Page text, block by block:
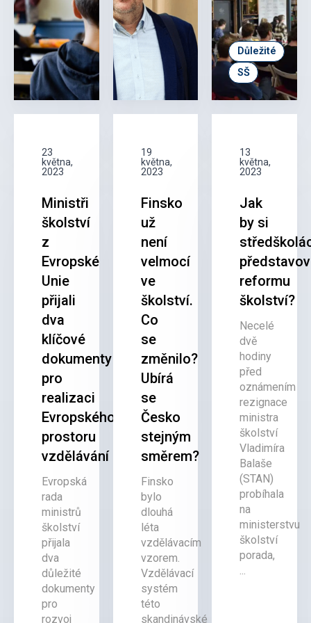
Důležité
SŠ
23
května,
2023
Ministři
školství
z
Evropské
Unie
přijali
dva
klíčové
dokumenty
pro
realizaci
Evropského
prostoru
vzdělávání
Evropská
rada
ministrů
školství
přijala
dva
důležité
dokumenty
pro
rozvoj
19
května,
2023
Finsko
už
není
velmocí
ve
školství.
Co
se
změnilo?
Ubírá
se
Česko
stejným
směrem?
Finsko
bylo
dlouhá
léta
vzdělávacím
vzorem.
Vzdělávací
systém
této
skandinávské
13
května,
2023
Jak
by si
reformu
školství?
Necelé
dvě
hodiny
před
oznámením
rezignace
ministra
školství
Vladimíra
Balaše
(STAN)
probíhala
na
ministerstvu
školství
porada,
...